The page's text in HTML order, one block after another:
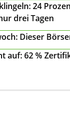
24
drei Tagen
Dieser
auf: 62 %